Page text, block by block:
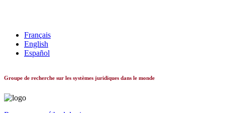
Français
English
Español
Groupe de recherche sur les systèmes juridiques dans le monde